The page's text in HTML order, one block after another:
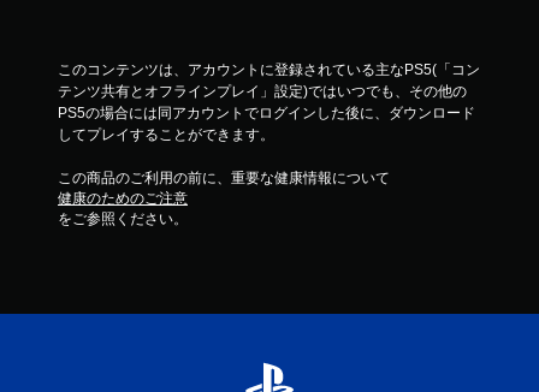
このコンテンツは、アカウントに登録されている主なPS5(「コン
テンツ共有とオフラインプレイ」設定)ではいつでも、その他の
PS5の場合には同アカウントでログインした後に、ダウンロード
してプレイすることができます。
この商品のご利用の前に、重要な健康情報について
健康のためのご注意
をご参照ください。